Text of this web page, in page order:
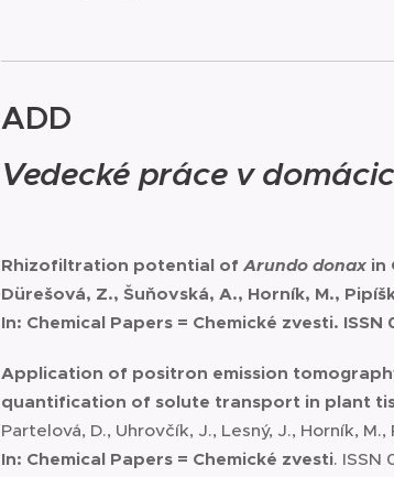
ADD
Vedecké práce v
Rhizofiltration potential of Arundo donax in
Dürešová, Z., Šuňovská, A., Horník, M.,
In: Chemical Papers = Chemické zvesti. ISSN
Application of positron emission
quantification of solute transport in plant
Partelová, D., Uhrovčík, J., Lesný, J., Horník, M.,
In: Chemical Papers = Chemické zvesti. ISSN